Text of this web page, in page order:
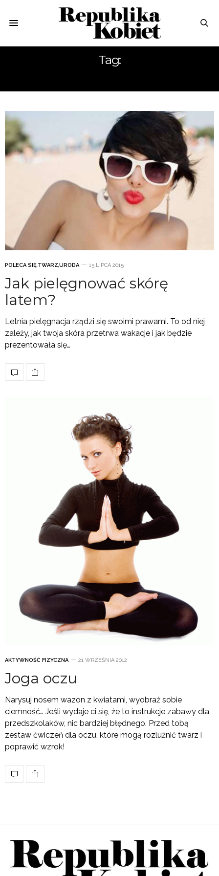
Tag:
POLECA SIĘ,TWARZ,URODA 15 LIPCA 2015
Jak pielęgnować skórę
latem?
Letnia pielęgnacja rządzi się swoimi prawami. To od niej
zależy, jak twoja skóra przetrwa wakacje i jak będzie
prezentowała się…
AKTYWNOŚĆ FIZYCZNA 21 WRZEŚNIA 2012
Joga oczu
Narysuj nosem wazon z kwiatami, wyobraź sobie
ciemność… Jeśli wydaje ci się, że to instrukcje zabawy dla
przedszkolaków, nic bardziej błędnego. Przed tobą
zestaw ćwiczeń dla oczu, które mogą rozluźnić twarz i
poprawić wzrok!